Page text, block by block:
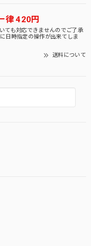
律 420円
ても対応できませんのでご了承
日時指定の操作が出来てしま
送料について